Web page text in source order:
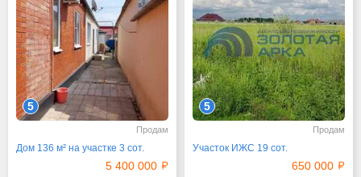
5
Продам
Дом 136 м² на участке 3 сот.
5 400 000
5
Продам
Участок ИЖС 19 сот.
650 000